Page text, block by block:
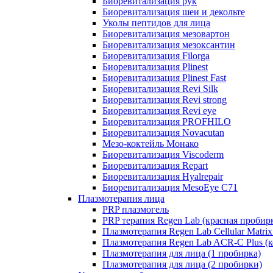
Биоревитализация шеи и декольте
Уколы пептидов для лица
Биоревитализация мезовартон
Биоревитализация мезоксантин
Биоревитализация Filorga
Биоревитализация Plinest
Биоревитализация Plinest Fast
Биоревитализация Revi Silk
Биоревитализация Revi strong
Биоревитализация Revi eye
Биоревитализация PROFHILO
Биоревитализация Novacutan
Мезо-коктейль Монако
Биоревитализация Viscoderm
Биоревитализация Repart
Биоревитализация Hyalrepair
Биоревитализация MesoEye C71
Плазмотерапия лица
PRP плазмогель
PRP терапия Regen Lab (красная
Плазмотерапия Regen Lab Cellular
Плазмотерапия Regen Lab ACR-C Plus
Плазмотерапия для лица (1 пробирка)
Плазмотерапия для лица (2 пробирки)